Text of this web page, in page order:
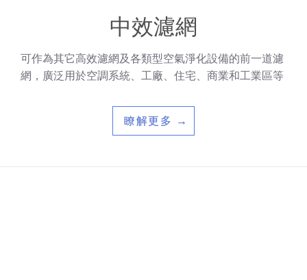
中效濾網
可作為其它高效濾網及各類型空氣淨化設備的前一道濾
網，廣泛用於空調系統、工廠、住宅、商業和工業區等
瞭解更多 →